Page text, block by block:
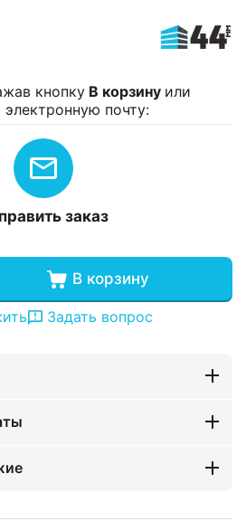
кнопку В корзину или
электронную почту:
заказ
В корзину
Задать вопрос